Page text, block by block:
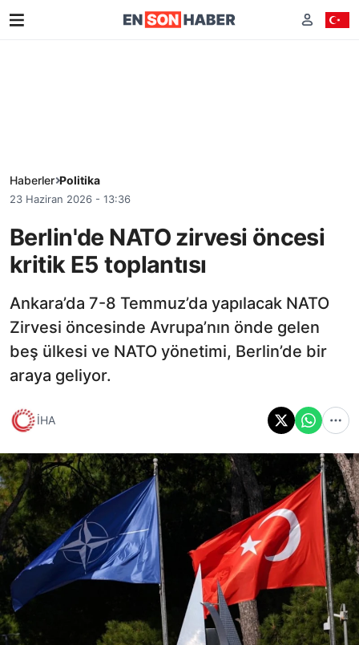
Haberler Politika
23 Haziran 2026 - 13:36
Berlin'de NATO zirvesi öncesi
kritik E5 toplantısı
Ankara’da 7-8 Temmuz’da yapılacak NATO
Zirvesi öncesinde Avrupa’nın önde gelen
beş ülkesi ve NATO yönetimi, Berlin’de bir
araya geliyor.
İHA